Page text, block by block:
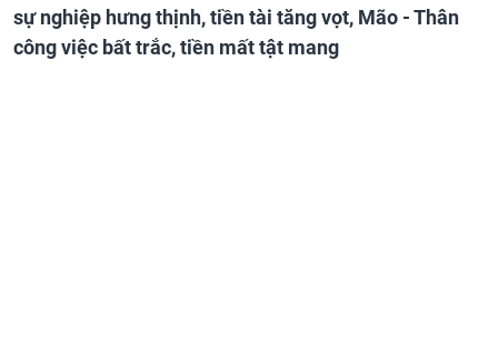
sự nghiệp hưng thịnh, tiền tài tăng vọt, Mão - Thân
công việc bất trắc, tiền mất tật mang